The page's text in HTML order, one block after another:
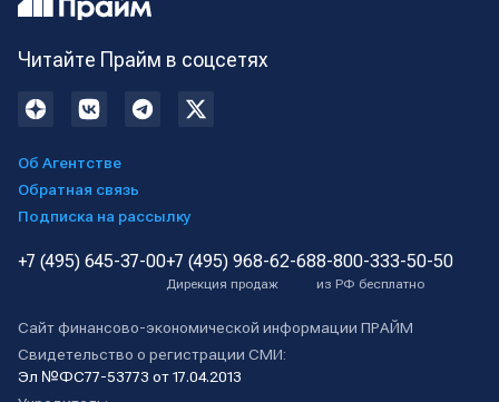
Читайте Прайм в соцсетях
Об Агентстве
Обратная связь
Подписка на рассылку
+7 (495) 645-37-00+7 (495) 968-62-68
Дирекция продаж
8-800-333-50-50
из РФ бесплатно
Сайт финансово-экономической информации ПРАЙМ
Свидетельство о регистрации СМИ:
Эл №ФС77-53773 от 17.04.2013